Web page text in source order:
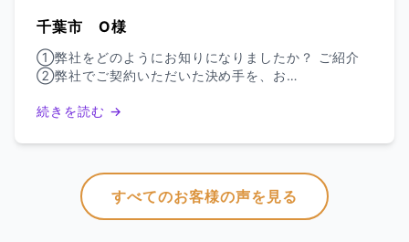
千葉市 O様
①弊社をどのようにお知りになりましたか？ ご紹介
②弊社でご契約いただいた決め手を、お…
続きを読む →
すべてのお客様の声を見る